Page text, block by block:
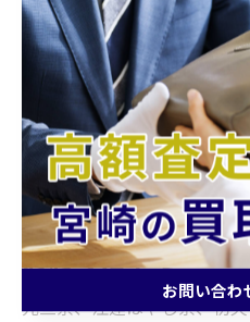
出張料・キャンセル料が
き、経験豊富なスタッフ
高額買取を目指す地域密
10:00～18:00、水曜定休
上発信してて参考になる
身軽に祭りを楽しもうや。
おわりにやで
元旦祭、注連はやし祭、初
お問い合わ